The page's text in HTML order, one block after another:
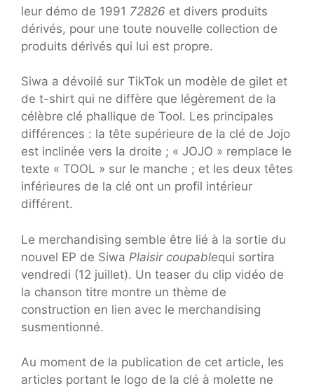
leur démo de 1991 72826 et divers produits
dérivés, pour une toute nouvelle collection de
produits dérivés qui lui est propre.
Siwa a dévoilé sur TikTok un modèle de gilet et
de t-shirt qui ne diffère que légèrement de la
célèbre clé phallique de Tool. Les principales
différences : la tête supérieure de la clé de Jojo
est inclinée vers la droite ; « JOJO » remplace le
texte « TOOL » sur le manche ; et les deux têtes
inférieures de la clé ont un profil intérieur
différent.
Le merchandising semble être lié à la sortie du
nouvel EP de Siwa Plaisir coupablequi sortira
vendredi (12 juillet). Un teaser du clip vidéo de
la chanson titre montre un thème de
construction en lien avec le merchandising
susmentionné.
Au moment de la publication de cet article, les
articles portant le logo de la clé à molette ne